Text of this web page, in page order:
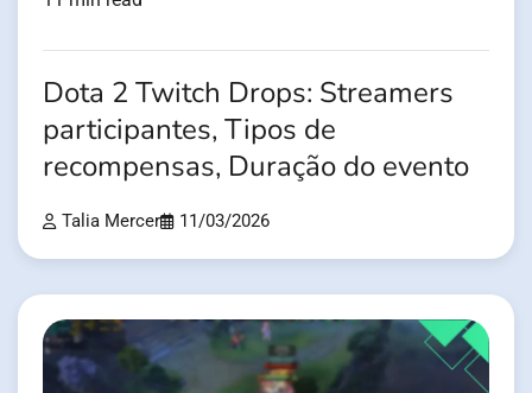
Dota 2 Twitch Drops: Streamers
participantes, Tipos de
recompensas, Duração do evento
Talia Mercer 11/03/2026